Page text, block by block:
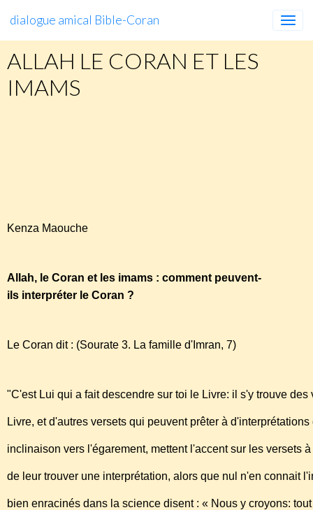
dialogue amical Bible-Coran
ALLAH LE CORAN ET LES
IMAMS
Kenza Maouche
Allah, le Coran et les imams : comment peuvent-
ils interpréter le Coran ?
Le Coran dit : (Sourate 3. La famille d'Imran, 7)
"C'est Lui qui a fait descendre sur toi le Livre: il s'y trouve
Livre, et d'autres versets qui peuvent prêter à
inclinaison vers l'égarement, mettent l'accent sur les
de leur trouver une interprétation, alors que nul n'en connait
bien enracinés dans la science disent : « Nous y croyons: